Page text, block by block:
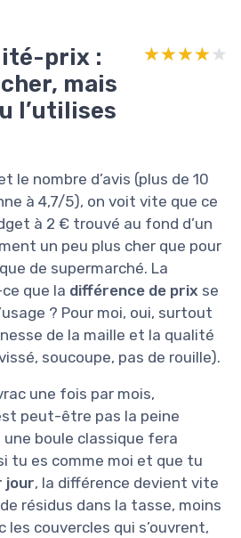
prix :
mais
l’utilises
★★★★★
★★★★★
le nombre d’avis (plus de 10
à 4,7/5), on voit vite que ce
à 2 € trouvé au fond d’un
un peu plus cher que pour
de supermarché. La
que la différence de prix se
? Pour moi, oui, surtout
de la maille et la qualité
soucoupe, pas de rouille).
une fois par mois,
peut-être pas la peine
boule classique fera
tu es comme moi et que tu
jour, la différence devient vite
résidus dans la tasse, moins
couvercles qui s’ouvrent,